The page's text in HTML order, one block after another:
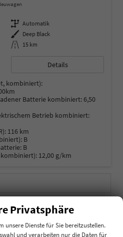
Getriebe Automatik
Außenfarbe Deep Black
Kilometerstand 15 km
Details
kombiniert):
Batterie kombiniert:6,50
Betrieb kombiniert:
116 km
B
B
12,00 g/km
Privatsphäre
unsere Dienste für Sie bereitzustellen.
und verarbeiten nur die Daten für